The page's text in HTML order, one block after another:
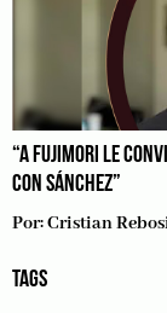
“A FUJIMORI LE
CON SÁNCHEZ”
Por:Cristian
TAGS